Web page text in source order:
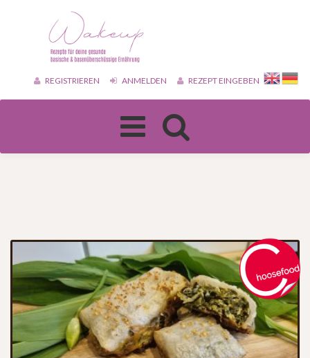
REGISTRIEREN ANMELDEN REZEPT EINGEBEN
Toggle
navigation